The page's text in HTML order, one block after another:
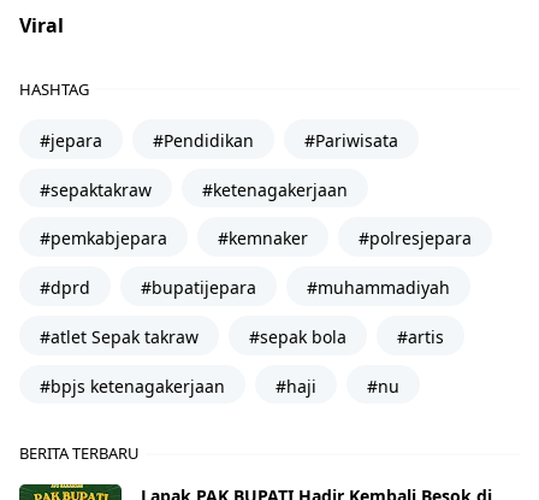
Viral
HASHTAG
#jepara #Pendidikan #Pariwisata
#sepaktakraw #ketenagakerjaan
#pemkabjepara #kemnaker #polresjepara
#dprd #bupatijepara #muhammadiyah
#atlet Sepak takraw #sepak bola #artis
#bpjs ketenagakerjaan #haji #nu
BERITA TERBARU